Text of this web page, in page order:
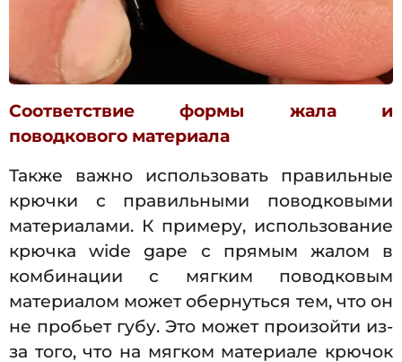
Соответствие формы жала и
поводкового материала
Также важно использовать правильные
крючки с правильными поводковыми
материалами. К примеру, использование
крючка wide gape с прямым жалом в
комбинации с мягким поводковым
материалом может обернуться тем, что он
не пробьет губу. Это может произойти из-
за того, что на мягком материале крючок